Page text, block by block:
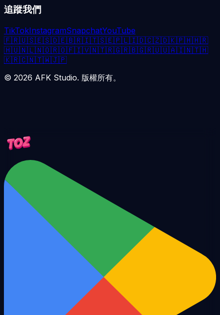
追蹤我們
TikTokInstagramSnapchatYouTube
🇫🇷🇺🇸🇪🇸🇩🇪🇧🇷🇮🇹🇸🇪🇵🇱🇮🇩🇨🇿🇩🇰🇵🇭🇭🇷
🇭🇺🇳🇱🇳🇴🇷🇴🇫🇮🇻🇳🇹🇷🇬🇷🇧🇬🇷🇺🇺🇦🇮🇳🇹🇭
🇰🇷🇨🇳🇹🇼🇯🇵
© 2026 AFK Studio. 版權所有。